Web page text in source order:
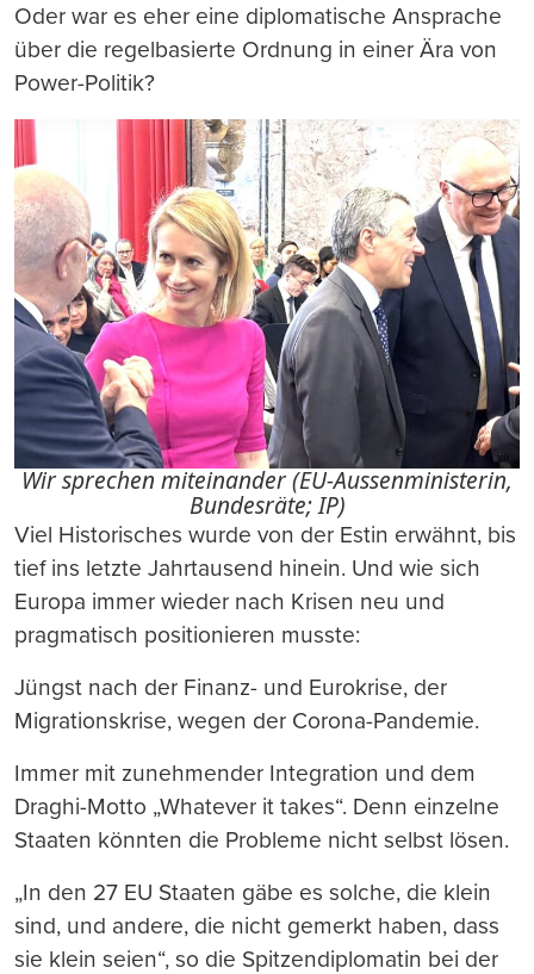
Oder war es eher eine diplomatische Ansprache
über die regelbasierte Ordnung in einer Ära von
Power-Politik?
Wir sprechen miteinander (EU-Aussenministerin,
Bundesräte; IP)
Viel Historisches wurde von der Estin erwähnt, bis
tief ins letzte Jahrtausend hinein. Und wie sich
Europa immer wieder nach Krisen neu und
pragmatisch positionieren musste:
Jüngst nach der Finanz- und Eurokrise, der
Migrationskrise, wegen der Corona-Pandemie.
Immer mit zunehmender Integration und dem
Draghi-Motto „Whatever it takes“. Denn einzelne
Staaten könnten die Probleme nicht selbst lösen.
„In den 27 EU Staaten gäbe es solche, die klein
sind, und andere, die nicht gemerkt haben, dass
sie klein seien“, so die Spitzendiplomatin bei der